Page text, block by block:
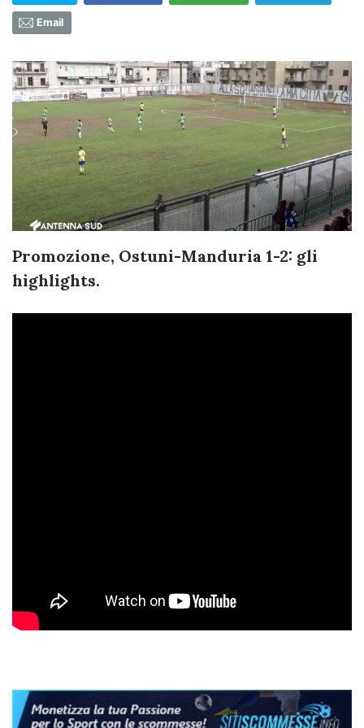
Email
Promozione, Ostuni-Manduria 1-2: gli
highlights.